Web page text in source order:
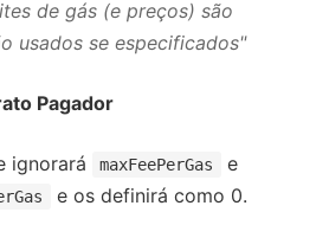
de gás (e preços) são
usados se especificados"
Pagador
ignorará maxFeePerGas e
e os definirá como 0.